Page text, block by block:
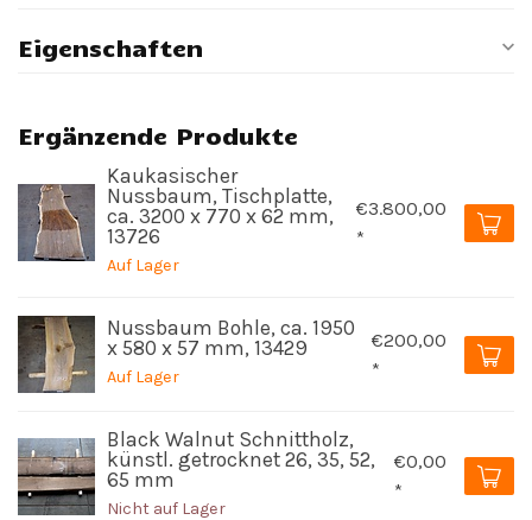
Eigenschaften
Ergänzende Produkte
Kaukasischer
Nussbaum, Tischplatte,
ca. 3200 x 770 x 62 mm,
13726
Auf Lager
€3.800,00
*
Nussbaum Bohle, ca. 1950
x 580 x 57 mm, 13429
Auf Lager
€200,00
*
Black Walnut Schnittholz,
künstl. getrocknet 26, 35, 52,
65 mm
Nicht auf Lager
€0,00
*